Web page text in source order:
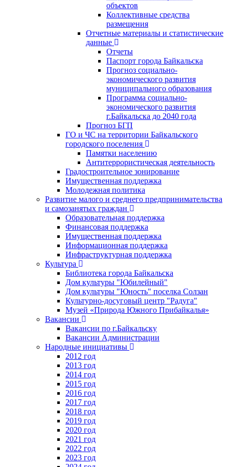
объектов
Коллективные средства
размещения
Отчетные материалы и статистические
данные
Отчеты
Паспорт города Байкальска
Прогноз социально-
экономического развития
муниципального образования
Программа социально-
экономического развития
г.Байкальска до 2040 года
Прогноз БГП
ГО и ЧС на территории Байкальского
городского поселения
Памятки населению
Антитеррористическая деятельность
Градостроительное зонирование
Имущественная поддержка
Молодежная политика
Развитие малого и среднего предпринимательства
и самозанятых граждан
Образовательная поддержка
Финансовая поддержка
Имущественная поддержка
Информационная поддержка
Инфраструктурная поддержка
Культура
Библиотека города Байкальска
Дом культуры "Юбилейный"
Дом культуры "Юность" поселка Солзан
Культурно-досуговый центр "Радуга"
Музей «Природа Южного Прибайкалья»
Вакансии
Вакансии по г.Байкальску
Вакансии Администрации
Народные инициативы
2012 год
2013 год
2014 год
2015 год
2016 год
2017 год
2018 год
2019 год
2020 год
2021 год
2022 год
2023 год